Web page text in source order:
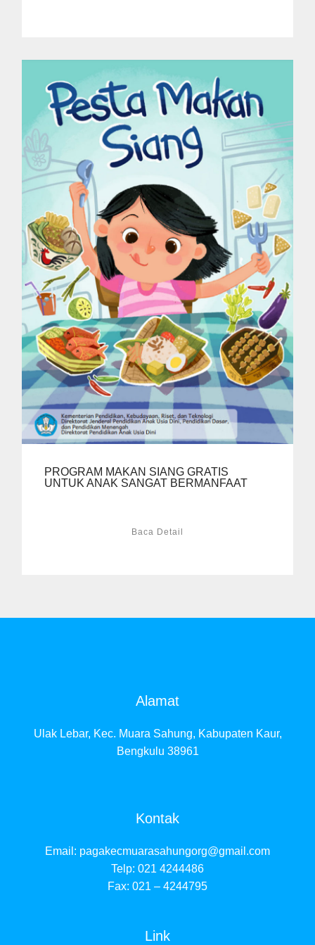
PROGRAM MAKAN SIANG GRATIS
UNTUK ANAK SANGAT BERMANFAAT
Baca Detail
Alamat
Ulak Lebar, Kec. Muara Sahung, Kabupaten Kaur,
Bengkulu 38961
Kontak
Email: pagakecmuarasahungorg@gmail.com
Telp: 021 4244486
Fax: 021 – 4244795
Link